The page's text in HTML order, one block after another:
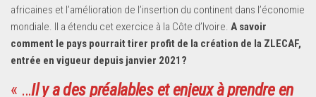
africaines et l’amélioration de l’insertion du continent dans l’économie
mondiale. Il a étendu cet exercice à la Côte d’Ivoire. A savoir
comment le pays pourrait tirer profit de la création de la ZLECAF,
entrée en vigueur depuis janvier 2021?
« …Il y a des préalables et enjeux à prendre en